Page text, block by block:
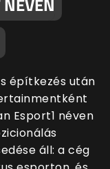
építkezés után
Esport1 néven
áll: a cég